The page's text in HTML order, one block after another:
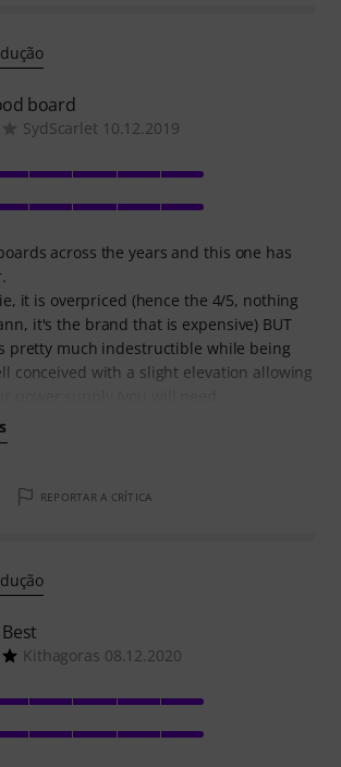
board
SydScarlet 10.12.2019
across the years and this one has
it is overpriced (hence the 4/5, nothing
it's the brand that is expensive) BUT
pretty much indestructible while being
conceived with a slight elevation allowing
REPORTAR A CRÍTICA
Kithagoras 08.12.2020